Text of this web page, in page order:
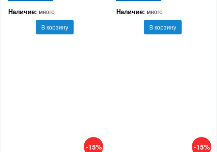
Наличие: много
В корзину
Наличие: много
В корзину
-15% -15%